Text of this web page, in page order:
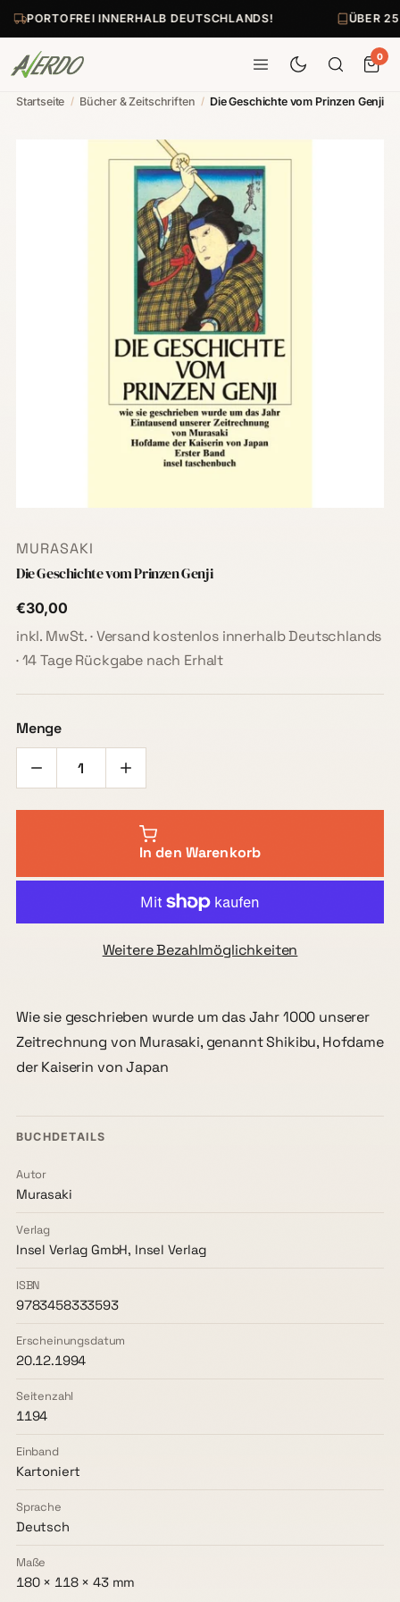
PORTOFREI INNERHALB DEUTSCHLANDS! ÜBER
0
Startseite / Bücher & Zeitschriften / Die Geschichte vom Prinzen Genji
MURASAKI
Die Geschichte vom Prinzen Genji
€30,00
inkl. MwSt. · Versand kostenlos innerhalb Deutschlands
· 14 Tage Rückgabe nach Erhalt
Menge
In den Warenkorb
Weitere Bezahlmöglichkeiten
Wie sie geschrieben wurde um das Jahr 1000 unserer
Zeitrechnung von Murasaki, genannt Shikibu, Hofdame
der Kaiserin von Japan
BUCHDETAILS
Autor
Murasaki
Verlag
Insel Verlag GmbH, Insel Verlag
ISBN
9783458333593
Erscheinungsdatum
20.12.1994
Seitenzahl
1194
Einband
Kartoniert
Sprache
Deutsch
Maße
180 × 118 × 43 mm